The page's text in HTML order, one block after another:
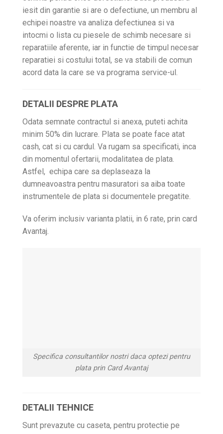
iesit din garantie si are o defectiune, un membru al
echipei noastre va analiza defectiunea si va
intocmi o lista cu piesele de schimb necesare si
reparatiile aferente, iar in functie de timpul necesar
reparatiei si costului total, se va stabili de comun
acord data la care se va programa service-ul.
DETALII DESPRE PLATA
Odata semnate contractul si anexa, puteti achita
minim 50% din lucrare. Plata se poate face atat
cash, cat si cu cardul. Va rugam sa specificati, inca
din momentul ofertarii, modalitatea de plata.
Astfel, echipa care sa deplaseaza la
dumneavoastra pentru masuratori sa aiba toate
instrumentele de plata si documentele pregatite.
Va oferim inclusiv varianta platii, in 6 rate, prin card
Avantaj.
Specifica consultantilor nostri daca optezi pentru
plata prin Card Avantaj
DETALII TEHNICE
Sunt prevazute cu caseta, pentru protectie pe